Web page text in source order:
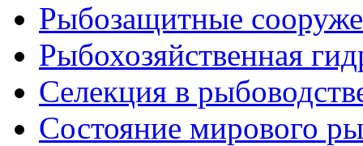
Рыбозащитные
Рыбохозяйственная
Селекция в
Состояние мирового